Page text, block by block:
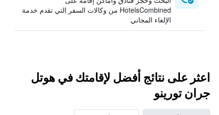
HotelsCombined من وكالات السفر التي تقدم خدمة
الإلغاء المجاني
اعثر على نتائج أفضل لإقامتك في هوتل
جران تورينو